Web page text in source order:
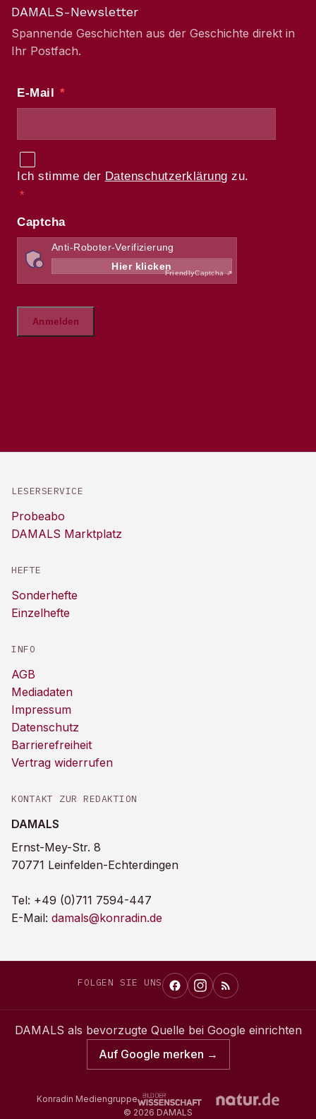
DAMALS-Newsletter
Spannende Geschichten aus der Geschichte direkt in
Ihr Postfach.
LESERSERVICE
Probeabo
DAMALS Marktplatz
HEFTE
Sonderhefte
Einzelhefte
INFO
AGB
Mediadaten
Impressum
Datenschutz
Barrierefreiheit
Vertrag widerrufen
KONTAKT ZUR REDAKTION
DAMALS
Ernst-Mey-Str. 8
70771 Leinfelden-Echterdingen
Tel: +49 (0)711 7594-447
E-Mail: damals@konradin.de
FOLGEN SIE UNS
DAMALS als bevorzugte Quelle bei Google einrichten
Auf Google merken →
Konradin Mediengruppe
© 2026 DAMALS